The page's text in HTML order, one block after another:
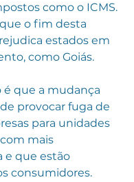
como o ICMS.
o fim desta
estados em
como Goiás.
que a mudança
provocar fuga de
para unidades
mais
e que estão
consumidores.